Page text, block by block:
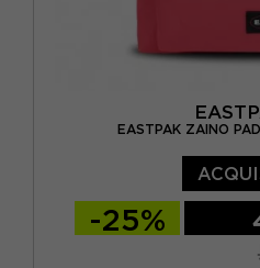
EASTPAK ZAINO
-25%